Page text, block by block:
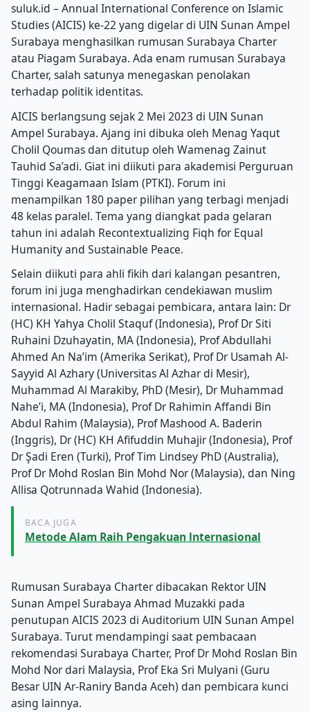
suluk.id – Annual International Conference on Islamic
Studies (AICIS) ke-22 yang digelar di UIN Sunan Ampel
Surabaya menghasilkan rumusan Surabaya Charter
atau Piagam Surabaya. Ada enam rumusan Surabaya
Charter, salah satunya menegaskan penolakan
terhadap politik identitas.
AICIS berlangsung sejak 2 Mei 2023 di UIN Sunan
Ampel Surabaya. Ajang ini dibuka oleh Menag Yaqut
Cholil Qoumas dan ditutup oleh Wamenag Zainut
Tauhid Sa’adi. Giat ini diikuti para akademisi Perguruan
Tinggi Keagamaan Islam (PTKI). Forum ini
menampilkan 180 paper pilihan yang terbagi menjadi
48 kelas paralel. Tema yang diangkat pada gelaran
tahun ini adalah Recontextualizing Fiqh for Equal
Humanity and Sustainable Peace.
Selain diikuti para ahli fikih dari kalangan pesantren,
forum ini juga menghadirkan cendekiawan muslim
internasional. Hadir sebagai pembicara, antara lain: Dr
(HC) KH Yahya Cholil Staquf (Indonesia), Prof Dr Siti
Ruhaini Dzuhayatin, MA (Indonesia), Prof Abdullahi
Ahmed An Na’im (Amerika Serikat), Prof Dr Usamah Al-
Sayyid Al Azhary (Universitas Al Azhar di Mesir),
Muhammad Al Marakiby, PhD (Mesir), Dr Muhammad
Nahe’i, MA (Indonesia), Prof Dr Rahimin Affandi Bin
Abdul Rahim (Malaysia), Prof Mashood A. Baderin
(Inggris), Dr (HC) KH Afifuddin Muhajir (Indonesia), Prof
Dr Şadi Eren (Turki), Prof Tim Lindsey PhD (Australia),
Prof Dr Mohd Roslan Bin Mohd Nor (Malaysia), dan Ning
Allisa Qotrunnada Wahid (Indonesia).
BACA JUGA
Metode Alam Raih Pengakuan lnternasional
Rumusan Surabaya Charter dibacakan Rektor UIN
Sunan Ampel Surabaya Ahmad Muzakki pada
penutupan AICIS 2023 di Auditorium UIN Sunan Ampel
Surabaya. Turut mendampingi saat pembacaan
rekomendasi Surabaya Charter, Prof Dr Mohd Roslan Bin
Mohd Nor dari Malaysia, Prof Eka Sri Mulyani (Guru
Besar UIN Ar-Raniry Banda Aceh) dan pembicara kunci
asing lainnya.